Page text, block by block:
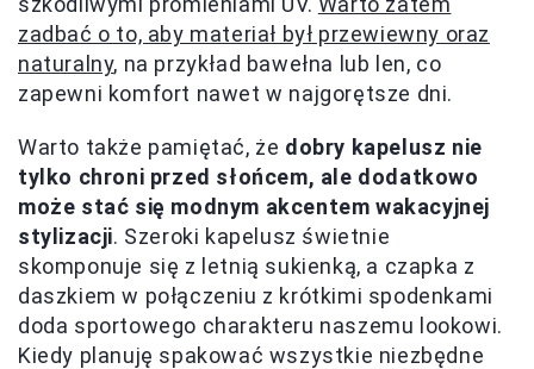
zadbać o to, aby materiał był przewiewny oraz
naturalny, na przykład bawełna lub len, co
zapewni komfort nawet w najgorętsze dni.
Warto także pamiętać, że dobry kapelusz nie
tylko chroni przed słońcem, ale dodatkowo
może stać się modnym akcentem wakacyjnej
stylizacji. Szeroki kapelusz świetnie
skomponuje się z letnią sukienką, a czapka z
daszkiem w połączeniu z krótkimi spodenkami
doda sportowego charakteru naszemu lookowi.
Kiedy planuję spakować wszystkie niezbędne